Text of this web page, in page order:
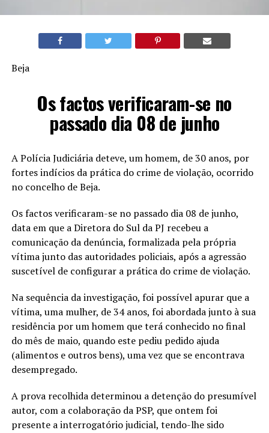
Beja
Os factos verificaram-se no
passado dia 08 de junho
A Polícia Judiciária deteve, um homem, de 30 anos, por
fortes indícios da prática do crime de violação, ocorrido
no concelho de Beja.
Os factos verificaram-se no passado dia 08 de junho,
data em que a Diretora do Sul da PJ recebeu a
comunicação da denúncia, formalizada pela própria
vítima junto das autoridades policiais, após a agressão
suscetível de configurar a prática do crime de violação.
Na sequência da investigação, foi possível apurar que a
vítima, uma mulher, de 34 anos, foi abordada junto à sua
residência por um homem que terá conhecido no final
do mês de maio, quando este pediu pedido ajuda
(alimentos e outros bens), uma vez que se encontrava
desempregado.
A prova recolhida determinou a detenção do presumível
autor, com a colaboração da PSP, que ontem foi
presente a interrogatório judicial, tendo-lhe sido